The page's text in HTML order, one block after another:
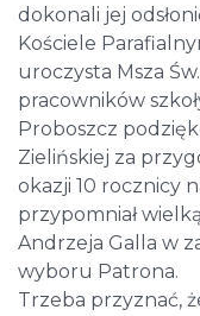
dokonali jej
Kościele
uroczysta Msza
pracowników
Proboszcz
Zielińskiej za
okazji 10 rocznicy
przypomniał
Andrzeja Galla w
wyboru Patrona.
Trzeba przyznać,